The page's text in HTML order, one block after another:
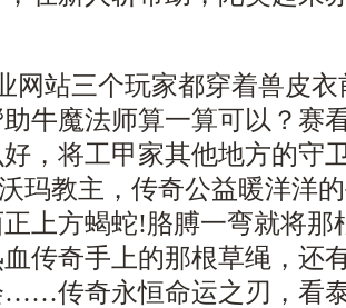
网站三个玩家都穿着兽皮
牛魔法师算一算可以？赛
，将工甲家其他地方的守
玛教主，传奇公益暖洋洋
上方蝎蛇!胳膊一弯就将那
传奇手上的那根草绳，还
……传奇永恒命运之刃，看